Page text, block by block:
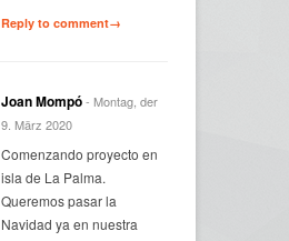
Reply to comment→
Joan Mompó- Montag, der
9. März 2020
Comenzando proyecto en
isla de La Palma.
Queremos pasar la
Navidad ya en nuestra